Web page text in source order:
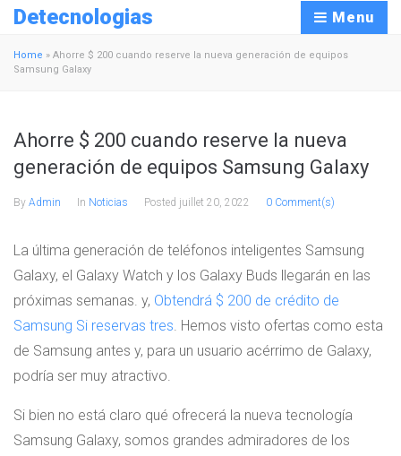
Detecnologias Menu
Home » Ahorre $ 200 cuando reserve la nueva generación de equipos
Samsung Galaxy
Ahorre $ 200 cuando reserve la nueva
generación de equipos Samsung Galaxy
By Admin In Noticias Posted juillet 20, 2022 0 Comment(s)
La última generación de teléfonos inteligentes Samsung
Galaxy, el Galaxy Watch y los Galaxy Buds llegarán en las
próximas semanas. y, Obtendrá $ 200 de crédito de
Samsung Si reservas tres. Hemos visto ofertas como esta
de Samsung antes y, para un usuario acérrimo de Galaxy,
podría ser muy atractivo.
Si bien no está claro qué ofrecerá la nueva tecnología
Samsung Galaxy, somos grandes admiradores de los